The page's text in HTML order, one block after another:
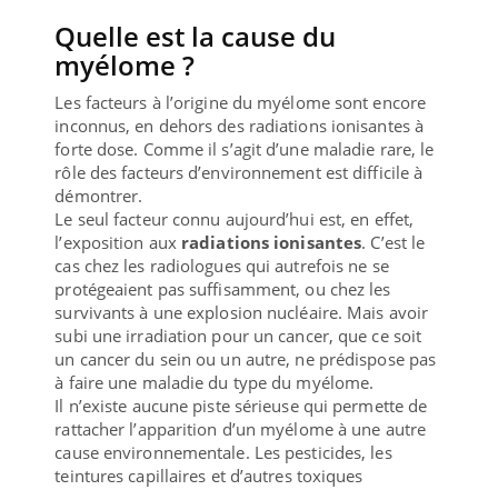
Quelle est la cause du
myélome ?
Les facteurs à l’origine du myélome sont encore
inconnus, en dehors des radiations ionisantes à
forte dose. Comme il s’agit d’une maladie rare, le
rôle des facteurs d’environnement est difficile à
démontrer.
Le seul facteur connu aujourd’hui est, en effet,
l’exposition aux radiations ionisantes. C’est le
cas chez les radiologues qui autrefois ne se
protégeaient pas suffisamment, ou chez les
survivants à une explosion nucléaire. Mais avoir
subi une irradiation pour un cancer, que ce soit
un cancer du sein ou un autre, ne prédispose pas
à faire une maladie du type du myélome.
Il n’existe aucune piste sérieuse qui permette de
rattacher l’apparition d’un myélome à une autre
cause environnementale. Les pesticides, les
teintures capillaires et d’autres toxiques